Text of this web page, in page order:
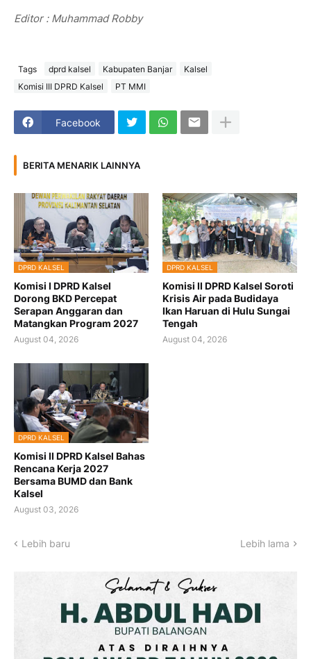
Editor : Muhammad Robby
Tags dprd kalsel Kabupaten Banjar
Kalsel
Komisi III DPRD Kalsel
PT MMI
Facebook
BERITA MENARIK LAINNYA
DPRD KALSEL
Komisi I DPRD Kalsel
Dorong BKD Percepat
Serapan Anggaran dan
Matangkan Program 2027
August 04, 2026
DPRD KALSEL
Komisi II DPRD Kalsel Soroti
Krisis Air pada Budidaya
Ikan Haruan di Hulu Sungai
Tengah
August 04, 2026
DPRD KALSEL
Komisi II DPRD Kalsel Bahas
Rencana Kerja 2027
Bersama BUMD dan Bank
Kalsel
August 03, 2026
Lebih baru Lebih lama